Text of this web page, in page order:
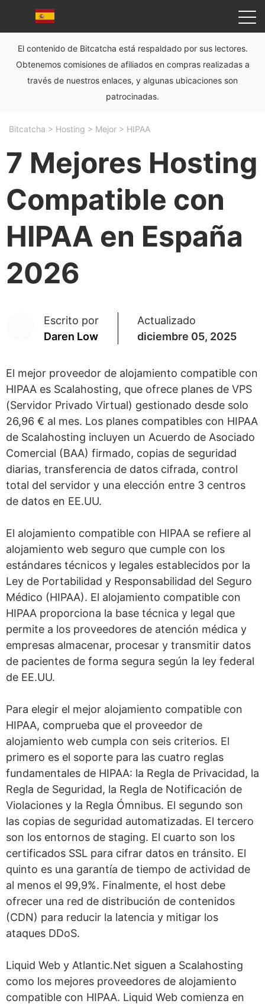
El contenido de Bitcatcha está respaldado por sus lectores.
Obtenemos comisiones de afiliados en compras realizadas a
través de nuestros enlaces, y algunas ubicaciones son
patrocinadas.
Bitcatcha > Hosting > Mejor > HIPAA
7 Mejores Hosting
Compatible con
HIPAA en España
2026
Escrito por
Daren Low
Actualizado
diciembre 05, 2025
El mejor proveedor de alojamiento compatible con
HIPAA es Scalahosting, que ofrece planes de VPS
(Servidor Privado Virtual) gestionado desde solo
26,96 € al mes. Los planes compatibles con HIPAA
de Scalahosting incluyen un Acuerdo de Asociado
Comercial (BAA) firmado, copias de seguridad
diarias, transferencia de datos cifrada, control
total del servidor y una elección entre 3 centros
de datos en EE.UU.
El alojamiento compatible con HIPAA se refiere al
alojamiento web seguro que cumple con los
estándares técnicos y legales establecidos por la
Ley de Portabilidad y Responsabilidad del Seguro
Médico (HIPAA). El alojamiento compatible con
HIPAA proporciona la base técnica y legal que
permite a los proveedores de atención médica y
empresas almacenar, procesar y transmitir datos
de pacientes de forma segura según la ley federal
de EE.UU.
Para elegir el mejor alojamiento compatible con
HIPAA, comprueba que el proveedor de
alojamiento web cumpla con seis criterios. El
primero es el soporte para las cuatro reglas
fundamentales de HIPAA: la Regla de Privacidad, la
Regla de Seguridad, la Regla de Notificación de
Violaciones y la Regla Ómnibus. El segundo son
las copias de seguridad automatizadas. El tercero
son los entornos de staging. El cuarto son los
certificados SSL para cifrar datos en tránsito. El
quinto es una garantía de tiempo de actividad de
al menos el 99,9%. Finalmente, el host debe
ofrecer una red de distribución de contenidos
(CDN) para reducir la latencia y mitigar los
ataques DDoS.
Liquid Web y Atlantic.Net siguen a Scalahosting
como los mejores proveedores de alojamiento
compatible con HIPAA. Liquid Web comienza en